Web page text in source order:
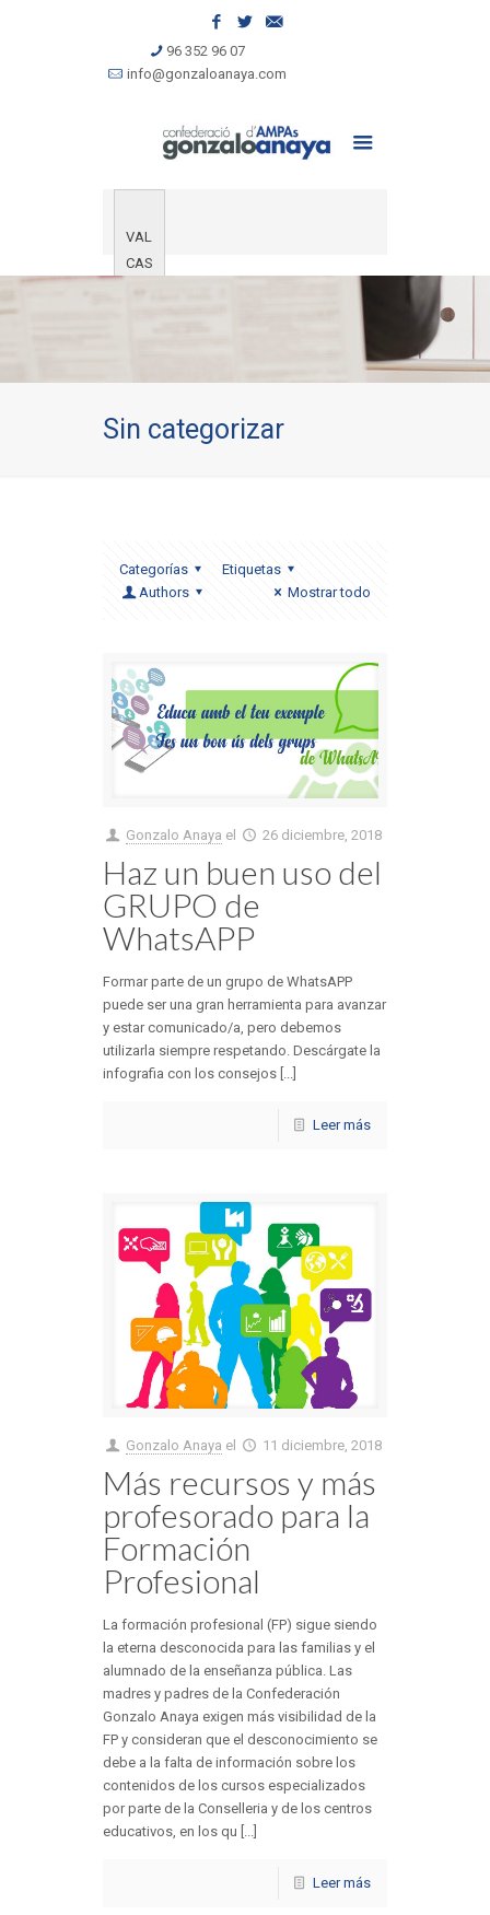
96 352 96 07
info@gonzaloanaya.com
VAL
CAS
Sin categorizar
Categorías
Etiquetas
Authors
Mostrar todo
Gonzalo Anaya el 26 diciembre, 2018
Haz un buen uso del
GRUPO de
WhatsAPP
Formar parte de un grupo de WhatsAPP
puede ser una gran herramienta para avanzar
y estar comunicado/a, pero debemos
utilizarla siempre respetando. Descárgate la
infografia con los consejos [...]
Leer más
Gonzalo Anaya el 11 diciembre, 2018
Más recursos y más
profesorado para la
Formación
Profesional
La formación profesional (FP) sigue siendo
la eterna desconocida para las familias y el
alumnado de la enseñanza pública. Las
madres y padres de la Confederación
Gonzalo Anaya exigen más visibilidad de la
FP y consideran que el desconocimiento se
debe a la falta de información sobre los
contenidos de los cursos especializados
por parte de la Conselleria y de los centros
educativos, en los qu [...]
Leer más